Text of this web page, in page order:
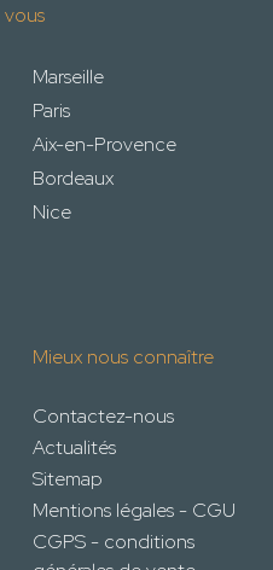
Marseille
Paris
Aix-en-Provence
Bordeaux
Nice
Mieux nous connaître
Contactez-nous
Actualités
Sitemap
Mentions légales - CGU
CGPS - conditions